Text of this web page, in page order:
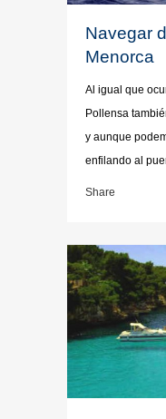
Navegar
Menorca
Al igual que
Pollensa
y aunque
enfilando al
Share